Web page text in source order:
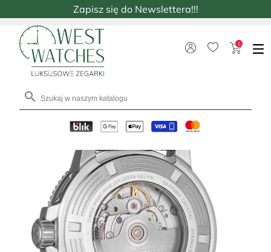

0
Zapisz się do Newslettera!!!